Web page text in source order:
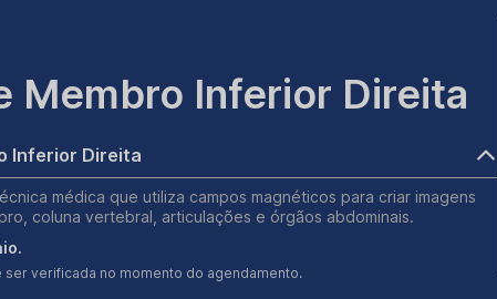
Membro Inferior Direita
Inferior Direita
médica que utiliza campos magnéticos para criar imagens
coluna vertebral, articulações e órgãos abdominais.
verificada no momento do agendamento.